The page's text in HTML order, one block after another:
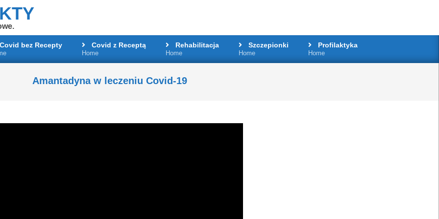
Navigation
Covid bez Recepty Covid z Receptą
Home
Rehabilitacja
Home
Szczepionki
Home
Profilaktyka
Home
Amantadyna w leczeniu Covid-19